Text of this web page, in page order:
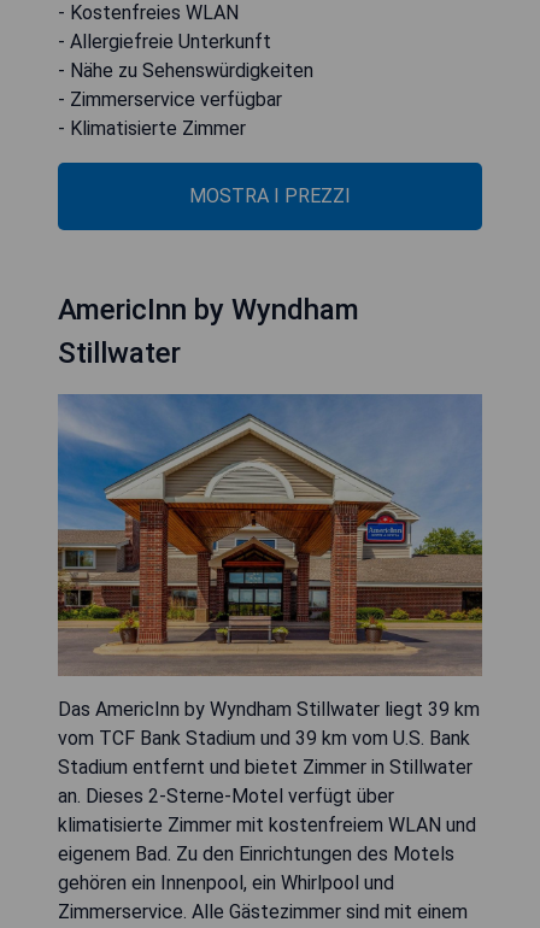
- Kostenfreies WLAN
- Allergiefreie Unterkunft
- Nähe zu Sehenswürdigkeiten
- Zimmerservice verfügbar
- Klimatisierte Zimmer
MOSTRA I PREZZI
AmericInn by Wyndham
Stillwater
Das AmericInn by Wyndham Stillwater liegt 39 km
vom TCF Bank Stadium und 39 km vom U.S. Bank
Stadium entfernt und bietet Zimmer in Stillwater
an. Dieses 2-Sterne-Motel verfügt über
klimatisierte Zimmer mit kostenfreiem WLAN und
eigenem Bad. Zu den Einrichtungen des Motels
gehören ein Innenpool, ein Whirlpool und
Zimmerservice. Alle Gästezimmer sind mit einem